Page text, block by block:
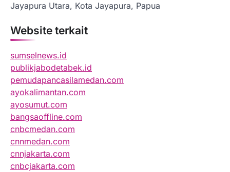
Jayapura Utara, Kota Jayapura, Papua
Website terkait
sumselnews.id
publikjabodetabek.id
pemudapancasilamedan.com
ayokalimantan.com
ayosumut.com
bangsaoffline.com
cnbcmedan.com
cnnmedan.com
cnnjakarta.com
cnbcjakarta.com